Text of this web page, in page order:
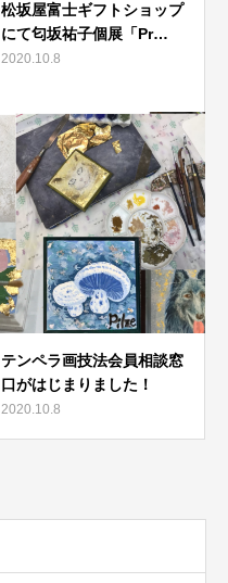
松坂屋富士ギフトショップ
にて匂坂祐子個展「Pr…
2020.10.8
テンペラ画技法会員相談窓
口がはじまりました！
2020.10.8